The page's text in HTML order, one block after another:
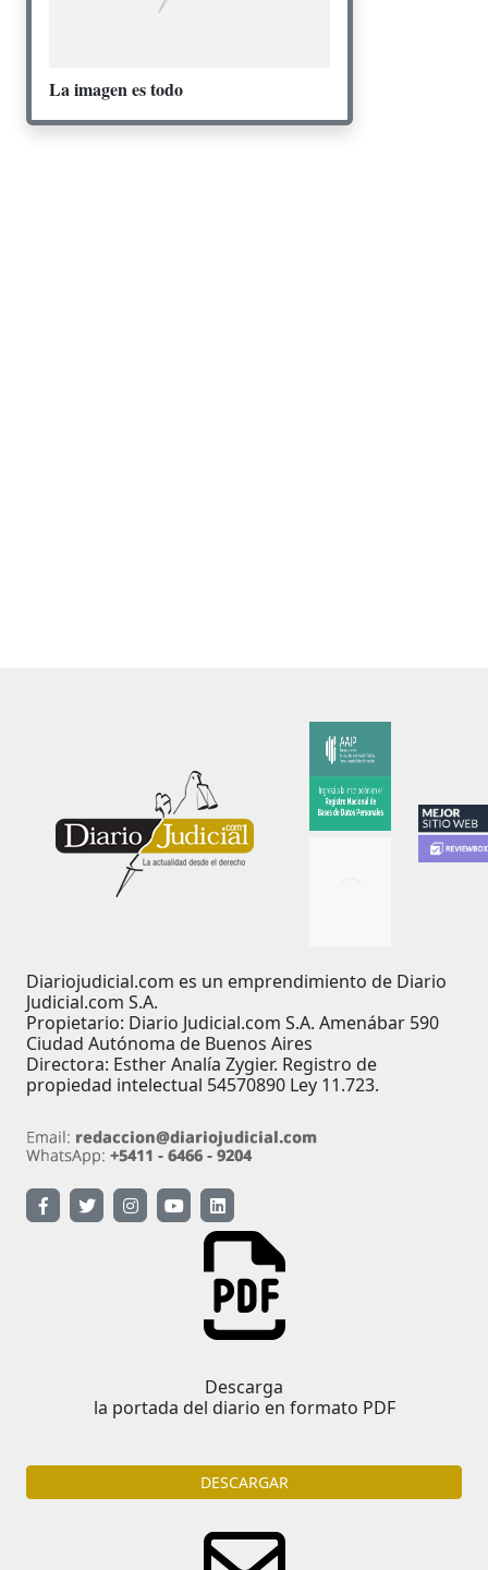
La imagen es todo
Diariojudicial.com es un emprendimiento de Diario
Judicial.com S.A.
Propietario: Diario Judicial.com S.A. Amenábar 590
Ciudad Autónoma de Buenos Aires
Directora: Esther Analía Zygier. Registro de
propiedad intelectual 54570890 Ley 11.723.
Descarga
la portada del diario en formato PDF
DESCARGAR